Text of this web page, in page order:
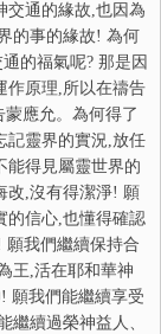
交通的緣故,也因為
的事的緣故! 為何
的福氣呢? 那是因
作原理,所以在禱告
應允。為何得了
記靈界的實況,放任
能得見屬靈世界的
改,沒有得潔淨! 願
的信心,也懂得確認
願我們繼續保持合
王,活在耶和華神
願我們能繼續享受
繼續過榮神益人、